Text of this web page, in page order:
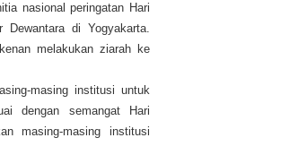
nasional peringatan Hari
di Yogyakarta.
melakukan ziarah ke
masing institusi untuk
dengan semangat Hari
masing-masing institusi